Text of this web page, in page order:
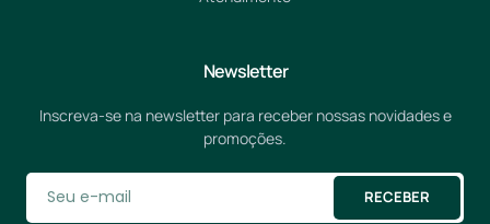
Newsletter
Inscreva-se na newsletter para receber nossas novidades e
promoções.
RECEBER